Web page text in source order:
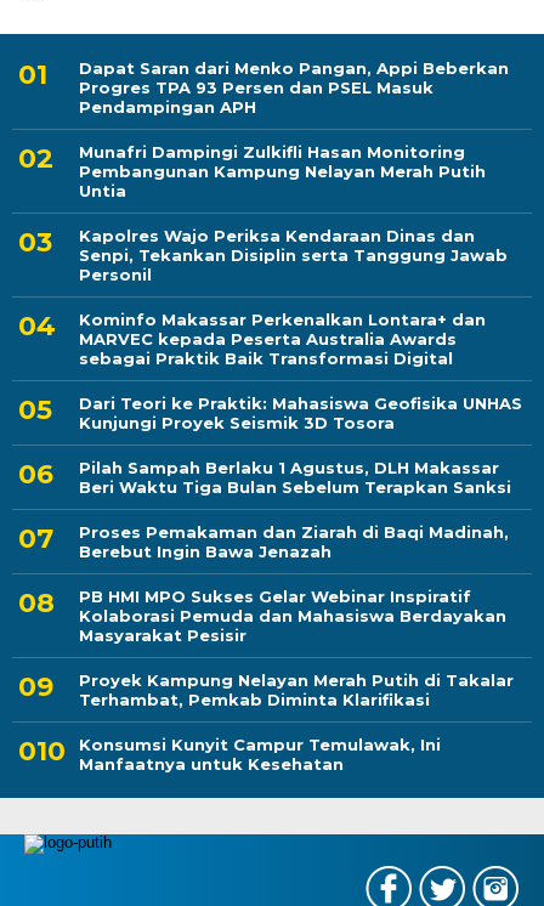
Dapat Saran dari Menko Pangan, Appi Beberkan
Progres TPA 93 Persen dan PSEL Masuk
Pendampingan APH
Munafri Dampingi Zulkifli Hasan Monitoring
Pembangunan Kampung Nelayan Merah Putih
Untia
Kapolres Wajo Periksa Kendaraan Dinas dan
Senpi, Tekankan Disiplin serta Tanggung Jawab
Personil
Kominfo Makassar Perkenalkan Lontara+ dan
MARVEC kepada Peserta Australia Awards
sebagai Praktik Baik Transformasi Digital
Dari Teori ke Praktik: Mahasiswa Geofisika UNHAS
Kunjungi Proyek Seismik 3D Tosora
Pilah Sampah Berlaku 1 Agustus, DLH Makassar
Beri Waktu Tiga Bulan Sebelum Terapkan Sanksi
Proses Pemakaman dan Ziarah di Baqi Madinah,
Berebut Ingin Bawa Jenazah
PB HMI MPO Sukses Gelar Webinar Inspiratif
Kolaborasi Pemuda dan Mahasiswa Berdayakan
Masyarakat Pesisir
Proyek Kampung Nelayan Merah Putih di Takalar
Terhambat, Pemkab Diminta Klarifikasi
Konsumsi Kunyit Campur Temulawak, Ini
Manfaatnya untuk Kesehatan